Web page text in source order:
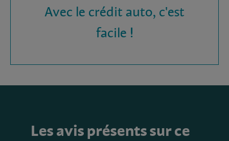
Avec le crédit auto, c'est
facile !
Les avis présents sur ce